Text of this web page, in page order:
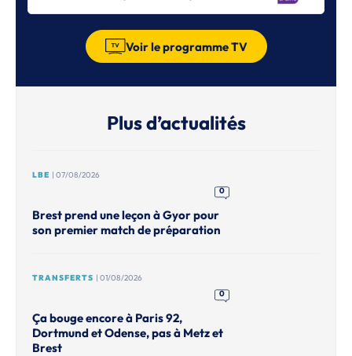
Voir le programme TV
Plus d’actualités
LBE | 07/08/2026
0
Brest prend une leçon à Gyor pour
son premier match de préparation
TRANSFERTS | 01/08/2026
0
Ça bouge encore à Paris 92,
Dortmund et Odense, pas à Metz et
Brest